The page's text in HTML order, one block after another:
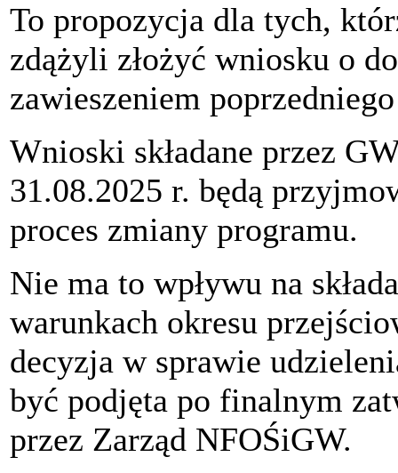
To propozycja dla tych,
zdążyli złożyć wniosku o
zawieszeniem
Wnioski składane przez
31.08.2025 r. będą
proces zmiany programu.
Nie ma to wpływu na
warunkach okresu
decyzja w sprawie
być podjęta po finalnym
przez Zarząd NFOŚiGW.